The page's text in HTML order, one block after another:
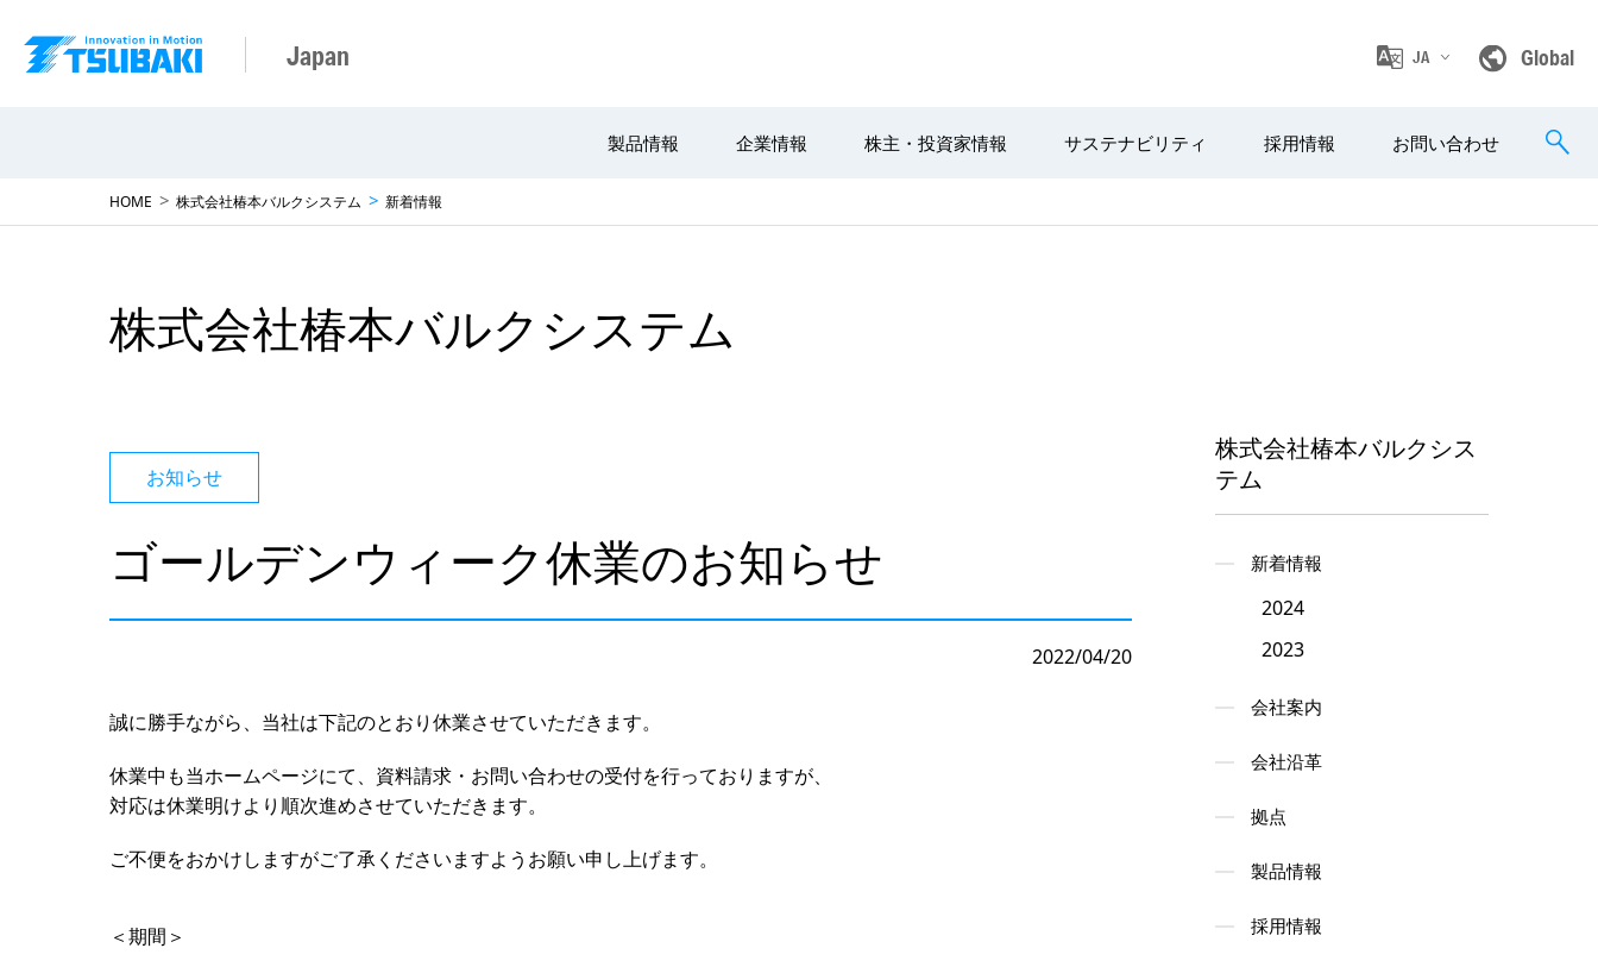
Japan JA Global
製品情報 企業情報 株主・投資家情報 サステナビリティ 採用情報 お問い合わせ
HOME 株式会社椿本バルクシステム 新着情報
株式会社椿本バルクシス
テム
新着情報
2024
2023
会社案内
会社沿革
拠点
製品情報
採用情報
株式会社椿本バルクシステム
お知らせ
ゴールデンウィーク休業のお知らせ
2022/04/20
誠に勝手ながら、当社は下記のとおり休業させていただきます。
休業中も当ホームページにて、資料請求・お問い合わせの受付を行っておりますが、
対応は休業明けより順次進めさせていただきます。
ご不便をおかけしますがご了承くださいますようお願い申し上げます。
＜期間＞